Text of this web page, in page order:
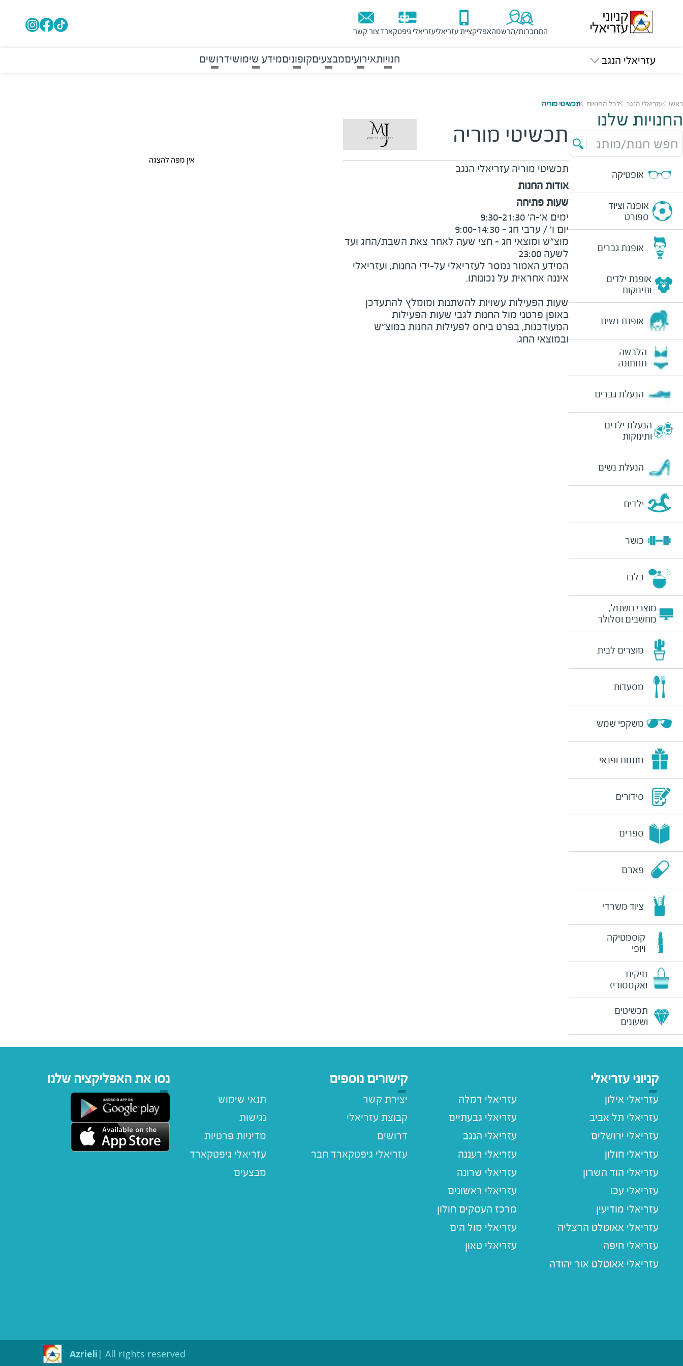
התחברות/הרשמהאפליקציית עזריאליעזריאלי גיפטקארדצור קשר
עזריאלי הנגב חנויותאירועיםמבצעיםקופוניםמידע שימושידרושים
ראשי עזריאלי הנגב לכל החנויות תכשיטי מוריה
החנויות שלנו
חפש חנות/מותג
אופטיקה
אופנה וציוד
ספורט
אופנת גברים
אופנת ילדים
ותינוקות
אופנת נשים
הלבשה
תחתונה
הנעלת גברים
הנעלת ילדים
ותינוקות
הנעלת נשים
ילדים
כושר
כלבו
מוצרי חשמל,
מחשבים וסלולר
מוצרים לבית
מסעדות
משקפי שמש
מתנות ופנאי
סידורים
ספרים
פארם
ציוד משרדי
קוסמטיקה
ויופי
תיקים
ואקססוריז
תכשיטים
ושעונים
תכשיטי מוריה
תכשיטי מוריה עזריאלי הנגב
אודות החנות
שעות פתיחה
לשעה 23:00
המידע האמור נמסר לעזריאלי על-ידי החנות, ועזריאלי
שעות הפעילות עשויות להשתנות ומומלץ להתעדכן
באופן פרטני מול החנות לגבי שעות הפעילות
המעודכנות, בפרט ביחס לפעילות החנות במוצ"ש
ובמוצאי החג.
אין מפה להצגה
קניוני עזריאלי
עזריאלי אילון
עזריאלי תל אביב
עזריאלי ירושלים
עזריאלי חולון
עזריאלי הוד השרון
עזריאלי עכו
עזריאלי מודיעין
עזריאלי אאוטלט הרצליה
עזריאלי חיפה
עזריאלי אאוטלט אור יהודה
עזריאלי רמלה
עזריאלי גבעתיים
עזריאלי הנגב
עזריאלי רעננה
עזריאלי שרונה
עזריאלי ראשונים
מרכז העסקים חולון
עזריאלי מול הים
עזריאלי טאון
קישורים נוספים
תנאי שימוש
נגישות
מדיניות פרטיות
עזריאלי גיפטקארד
מבצעים
יצירת קשר
קבוצת עזריאלי
דרושים
נסו את האפליקציה שלנו
All rights reserved |
Azrieli